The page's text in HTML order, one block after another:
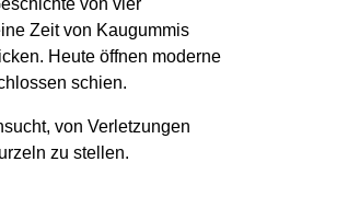
von vier
Zeit von Kaugummis
Heute öffnen moderne
schien.
von Verletzungen
zu stellen.